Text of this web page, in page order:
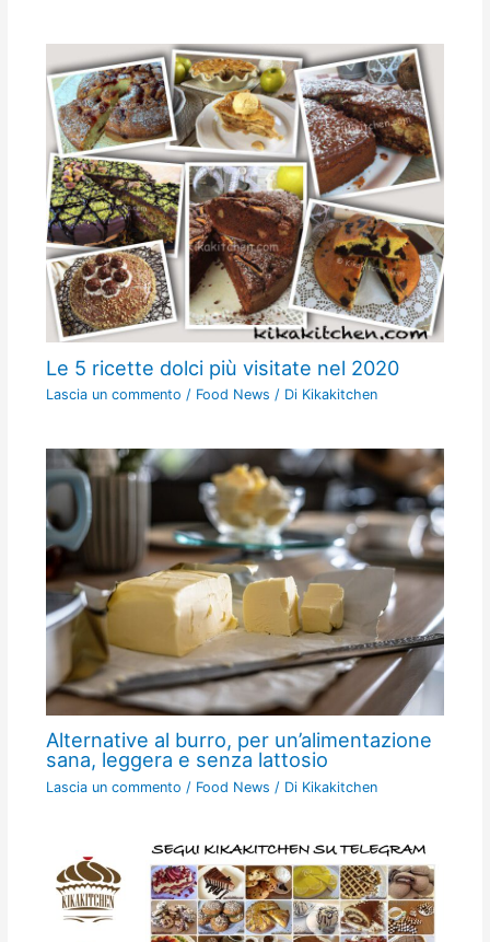
Le 5 ricette dolci più visitate nel 2020
Lascia un commento / Food News / Di Kikakitchen
Alternative al burro, per un’alimentazione
sana, leggera e senza lattosio
Lascia un commento / Food News / Di Kikakitchen